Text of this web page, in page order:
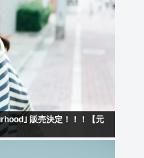
｣ 販売決定！！！【元